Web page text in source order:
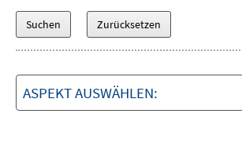
ASPEKT AUSWÄHLEN: